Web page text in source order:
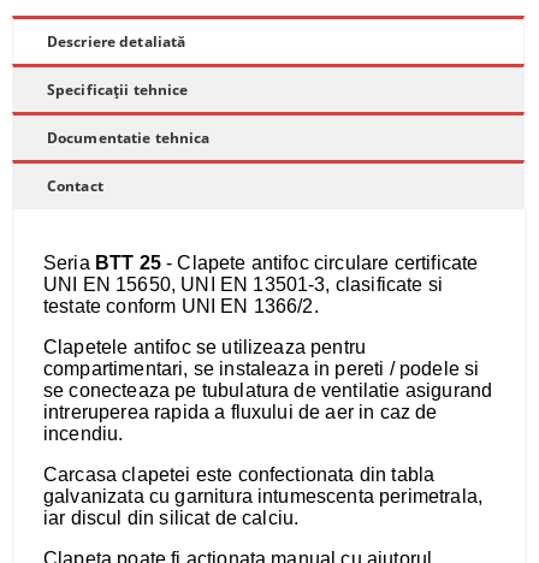
Descriere detaliată
Specificații tehnice
Documentatie tehnica
Contact
Seria BTT 25- Clapete antifoc circulare certificate
UNI EN 15650, UNI EN 13501-3, clasificate si
testate conform UNI EN 1366/2.
Clapetele antifoc se utilizeaza pentru
compartimentari, se instaleaza in pereti / podele si
se conecteaza pe tubulatura de ventilatie asigurand
intreruperea rapida a fluxului de aer in caz de
incendiu.
Carcasa clapetei este confectionata din tabla
galvanizata cu garnitura intumescenta perimetrala,
iar discul din silicat de calciu.
​Clapeta poate fi actionata manual cu ajutorul